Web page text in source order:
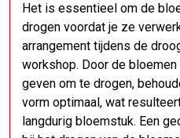
Het is essentieel om de
drogen voordat je ze
arrangement tijdens de
workshop. Door de
geven om te drogen,
vorm optimaal, wat
langdurig bloemstuk. Een